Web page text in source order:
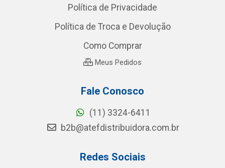
Política de Privacidade
Política de Troca e Devolução
Como Comprar
Meus Pedidos
Fale Conosco
(11) 3324-6411
b2b@atefdistribuidora.com.br
Redes Sociais